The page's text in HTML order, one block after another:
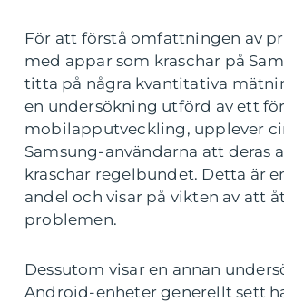
För att förstå omfattningen av
med appar som kraschar på
titta på några kvantitativa
en undersökning utförd av ett
mobilapputveckling, upplever
Samsung-användarna att deras
kraschar regelbundet. Detta är
andel och visar på vikten av att
problemen.
Dessutom visar en annan
Android-enheter generellt sett